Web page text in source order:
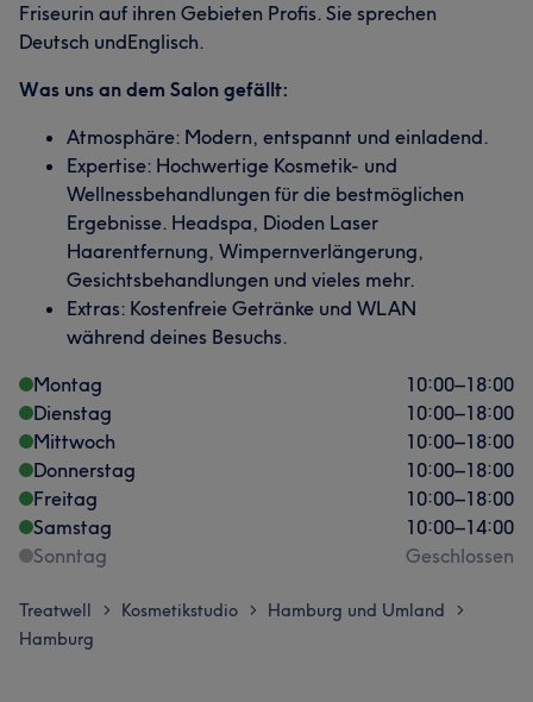
Friseurin auf ihren Gebieten Profis. Sie sprechen
Deutsch undEnglisch.
Was uns an dem Salon gefällt:
Atmosphäre: Modern, entspannt und einladend.
Expertise: Hochwertige Kosmetik- und
Wellnessbehandlungen für die bestmöglichen
Ergebnisse. Headspa, Dioden Laser
Haarentfernung, Wimpernverlängerung,
Gesichtsbehandlungen und vieles mehr.
Extras: Kostenfreie Getränke und WLAN
während deines Besuchs.
Montag
10:00–18:00
Dienstag
10:00–18:00
Mittwoch
10:00–18:00
Donnerstag
10:00–18:00
Freitag
10:00–18:00
Samstag
10:00–14:00
Sonntag
Geschlossen
Treatwell > Kosmetikstudio > Hamburg und Umland >
Hamburg